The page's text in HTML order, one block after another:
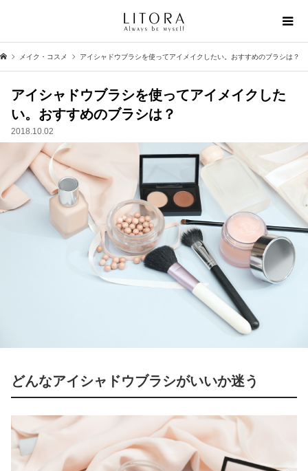
メイク・コスメ アイシャドウブラシを使ってアイメイクしたい。おすすめのブラシは？
アイシャドウブラシを使ってアイメイクした
い。おすすめのブラシは？
2018.10.02
どんなアイシャドウブラシがいいか迷う